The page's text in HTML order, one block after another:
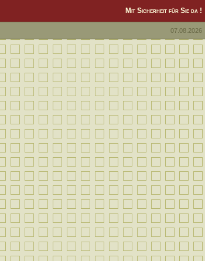
Mit Sicherheit für Sie da !
07.08.2026